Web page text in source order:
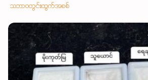
သဘာဝတွင်းထွက်အစစ်